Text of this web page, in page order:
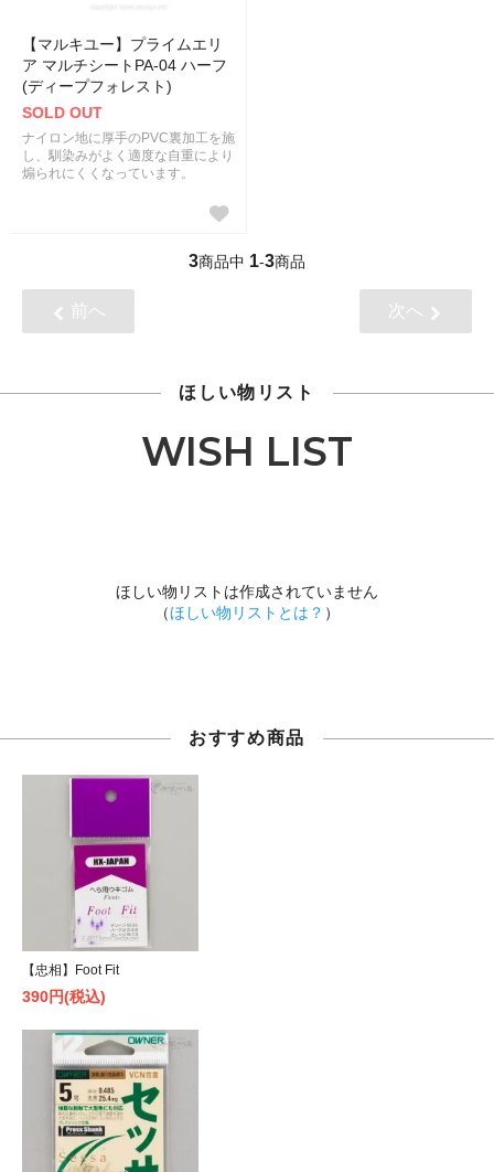
【マルキユー】プライムエリ
ア マルチシートPA-04 ハーフ
(ディープフォレスト)
SOLD OUT
ナイロン地に厚手のPVC裏加工を施
し、馴染みがよく適度な自重により
煽られにくくなっています。
3商品中 1-3商品
前へ 次へ
ほしい物リスト
WISH LIST
ほしい物リストは作成されていません
（ほしい物リストとは？ ）
おすすめ商品
【忠相】Foot Fit
390円(税込)